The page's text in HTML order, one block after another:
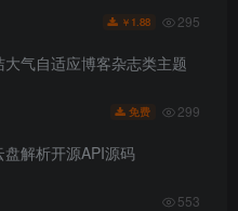
￥ 1.88 295
气自适应博客杂志类主题
免费 299
解析开源API源码
553